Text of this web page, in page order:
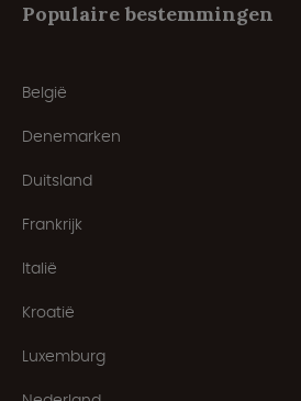
Populaire bestemmingen
België
Denemarken
Duitsland
Frankrijk
Italië
Kroatië
Luxemburg